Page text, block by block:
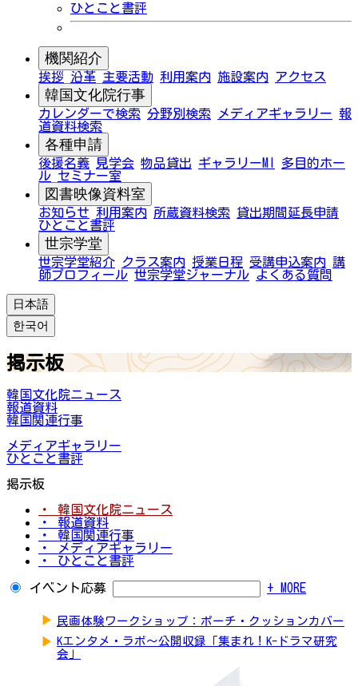
ひとこと書評
機関紹介
挨拶 沿革 主要活動 利用案内 施設案内 アクセス
韓国文化院行事
カレンダーで検索 分野別検索 メディアギャラリー 報
道資料検索
各種申請
後援名義 見学会 物品貸出 ギャラリーMI
多目的ホー
ル セミナー室
図書映像資料室
お知らせ 利用案内 所蔵資料検索
貸出期間延長申請
ひとこと書評
世宗学堂
世宗学堂紹介 クラス案内 授業日程 受講申込案内 講
師プロフィール 世宗学堂ジャーナル よくある質問
日本語
한국어
掲示板
韓国文化院ニュース
報道資料
韓国関連行事
メディアギャラリー
ひとこと書評
掲示板
・ 韓国文化院ニュース
・ 報道資料
・ 韓国関連行事
・ メディアギャラリー
・ ひとこと書評
イベント応募 + MORE
▶ 民画体験ワークショップ：ポーチ・クッションカバー
▶ Kエンタメ・ラボ～公開収録「集まれ！K-ドラマ研究
会」